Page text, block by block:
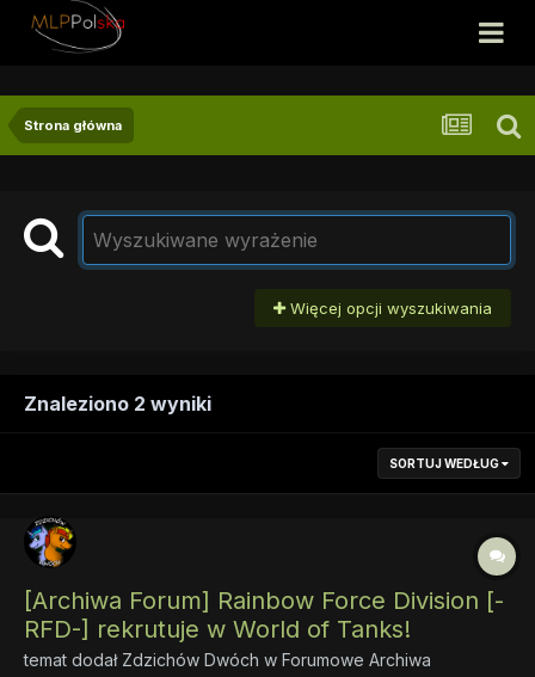
Strona główna
Więcej opcji wyszukiwania
Znaleziono 2 wyniki
SORTUJ WEDŁUG
[Archiwa Forum] Rainbow Force Division [-
RFD-] rekrutuje w World of Tanks!
temat dodał Zdzichów Dwóch w Forumowe Archiwa